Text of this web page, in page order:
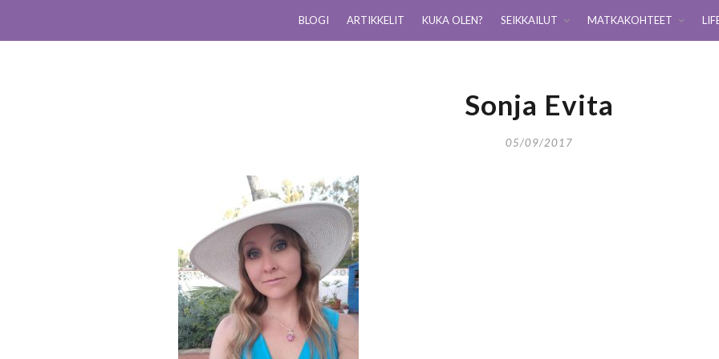
BLOGI ARTIKKELIT KUKA OLEN? SEIKKAILUT MATKAKOHTEET
Sonja Evita
05/09/2017